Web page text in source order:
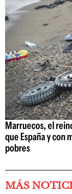
Marruecos, el
que España y con
pobres
MÁS